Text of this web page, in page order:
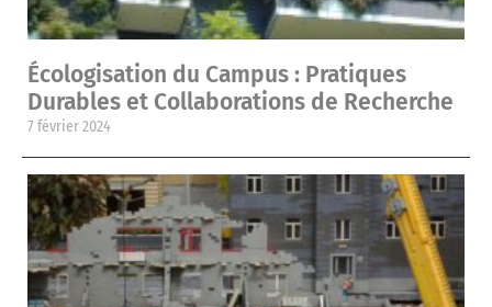
Écologisation du Campus : Pratiques
Durables et Collaborations de Recherche
7 février 2024